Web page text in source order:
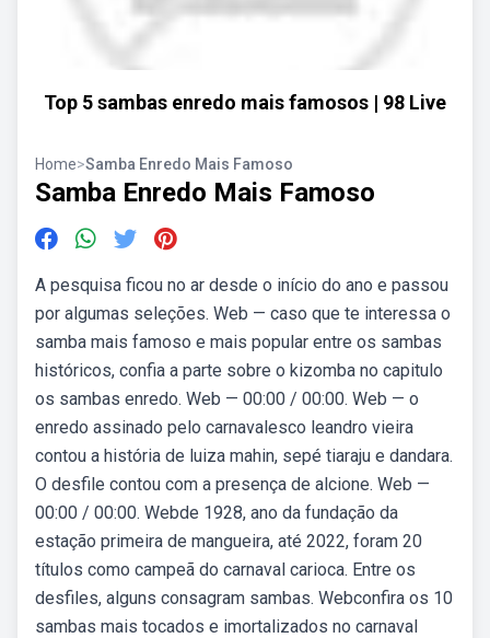
Top 5 sambas enredo mais famosos | 98 Live
Home>Samba Enredo Mais Famoso
Samba Enredo Mais Famoso
A pesquisa ficou no ar desde o início do ano e passou
por algumas seleções. Web — caso que te interessa o
samba mais famoso e mais popular entre os sambas
históricos, confia a parte sobre o kizomba no capitulo
os sambas enredo. Web — 00:00 / 00:00. Web — o
enredo assinado pelo carnavalesco leandro vieira
contou a história de luiza mahin, sepé tiaraju e dandara.
O desfile contou com a presença de alcione. Web —
00:00 / 00:00. Webde 1928, ano da fundação da
estação primeira de mangueira, até 2022, foram 20
títulos como campeã do carnaval carioca. Entre os
desfiles, alguns consagram sambas. Webconfira os 10
sambas mais tocados e imortalizados no carnaval